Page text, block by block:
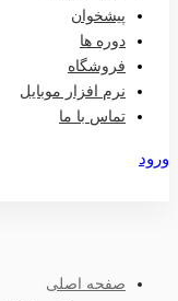
پیشخوان
دوره ها
فروشگاه
نرم افزار موبایل
تماس با ما
ورود
صفحه اصلی